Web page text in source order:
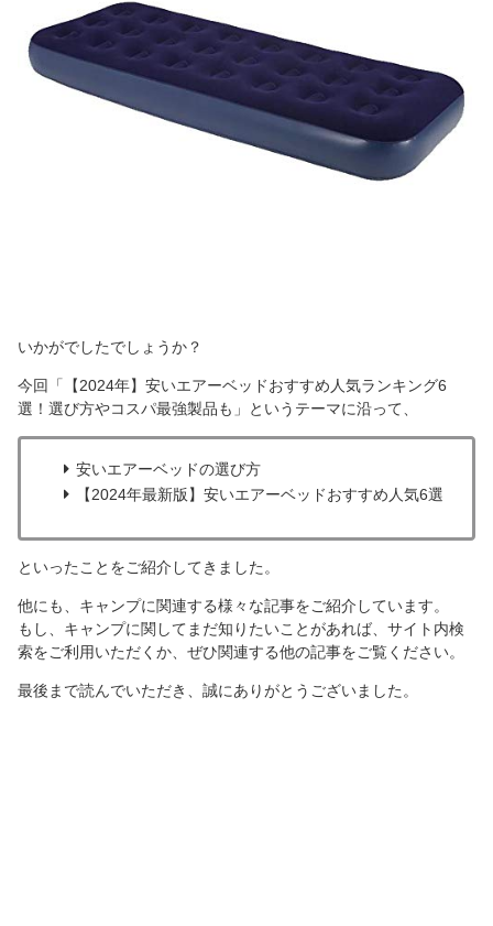
いかがでしたでしょうか？
今回「【2024年】安いエアーベッドおすすめ人気ランキング6
選！選び方やコスパ最強製品も」というテーマに沿って、
安いエアーベッドの選び方
【2024年最新版】安いエアーベッドおすすめ人気6選
といったことをご紹介してきました。
他にも、キャンプに関連する様々な記事をご紹介しています。
もし、キャンプに関してまだ知りたいことがあれば、サイト内検
索をご利用いただくか、ぜひ関連する他の記事をご覧ください。
最後まで読んでいただき、誠にありがとうございました。